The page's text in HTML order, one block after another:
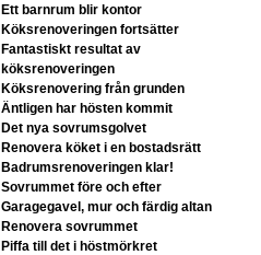
Ett barnrum blir kontor
Köksrenoveringen fortsätter
Fantastiskt resultat av
köksrenoveringen
Köksrenovering från grunden
Äntligen har hösten kommit
Det nya sovrumsgolvet
Renovera köket i en bostadsrätt
Badrumsrenoveringen klar!
Sovrummet före och efter
Garagegavel, mur och färdig altan
Renovera sovrummet
Piffa till det i höstmörkret